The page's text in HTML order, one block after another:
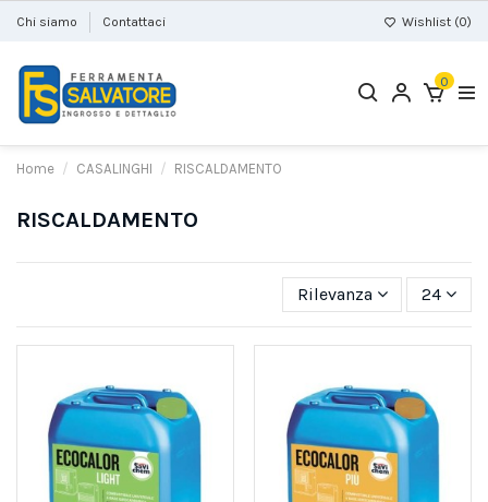
Chi siamo Contattaci Wishlist (0)
0
Home CASALINGHI RISCALDAMENTO
RISCALDAMENTO
Rilevanza 24